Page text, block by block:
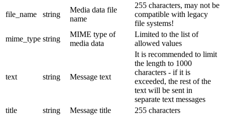
file_name string
Media data file
name
255 characters, may not be
compatible with legacy
file systems!
mime_type string
MIME type of
media data
Limited to the list of
allowed values
text string Message text
It is recommended to limit
the length to 1000
characters - if it is
exceeded, the rest of the
text will be sent in
separate text messages
title
string Message title
255 characters